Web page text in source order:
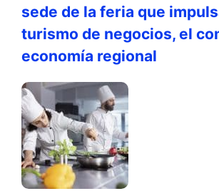
sede de la feria que
turismo de negocios, el
economía regional